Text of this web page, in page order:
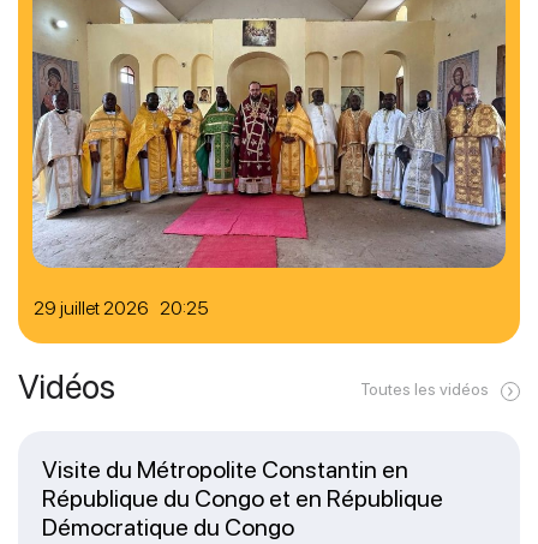
29 juillet 2026 20:25
Vidéos Toutes les vidéos
Visite du Métropolite Constantin en
République du Congo et en République
Démocratique du Congo